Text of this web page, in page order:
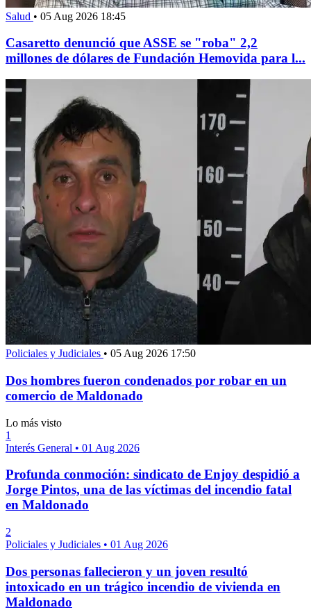
Salud • 05 Aug 2026 18:45
Casaretto denunció que ASSE se "roba" 2,2
millones de dólares de Fundación Hemovida para l...
Policiales y Judiciales • 05 Aug 2026 17:50
Dos hombres fueron condenados por robar en un
comercio de Maldonado
Lo más visto
1
Interés General • 01 Aug 2026
Profunda conmoción: sindicato de Enjoy despidió a
Jorge Pintos, una de las víctimas del incendio fatal
en Maldonado
2
Policiales y Judiciales • 01 Aug 2026
Dos personas fallecieron y un joven resultó
intoxicado en un trágico incendio de vivienda en
Maldonado